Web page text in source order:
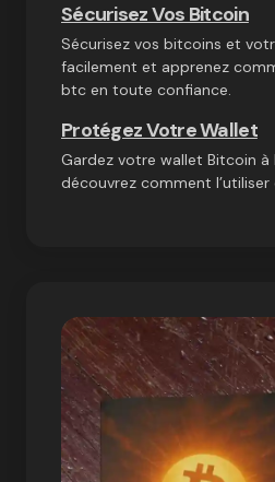
Sécurisez Vos Bitcoin
Sécurisez vos bitcoins et
facilement et apprenez
btc en toute confiance.
Protégez Votre Wallet
Gardez votre wallet Bitcoin à
découvrez comment